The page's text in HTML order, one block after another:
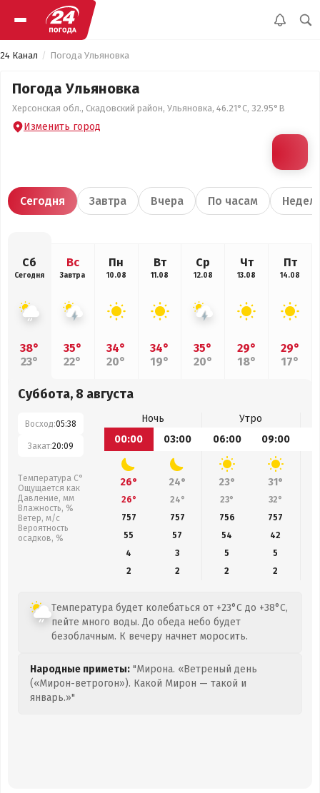
24 Канал Погода Ульяновка
Погода Ульяновка
Херсонская обл., Скадовский район, Ульяновка, 46.21°С, 32.95°В
Изменить город
Сегодня Завтра Вчера По часам
Сб
Сегодня
38°
23°
Вс
Завтра
35°
22°
Пн
10.08
34°
20°
Вт
11.08
34°
19°
Ср
12.08
35°
20°
Чт
13.08
29°
18°
Пт
14.08
29°
17°
Суббота, 8 августа
Восход:05:38
Закат:20:09
Температура С°
Ощущается как
Давление, мм
Влажность, %
Ветер, м/с
Вероятность
осадков, %
Ночь
Утро
00:00
03:00 06:00 09:00
26° 24° 23° 31°
26° 24° 23° 32°
757
757 756 757
55
57 54 42
4
3 5
5
2
2 2 2
Температура будет колебаться от +23°C до +38°C,
пейте много воды. До обеда небо будет
безоблачным. К вечеру начнет моросить.
Народные приметы: "Мирона. «Ветреный день
(«Мирон-ветрогон»). Какой Мирон — такой и
январь.»"